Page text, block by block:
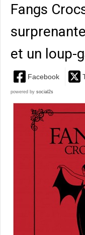
Fangs
et un loup-
Facebook
powered by social2s